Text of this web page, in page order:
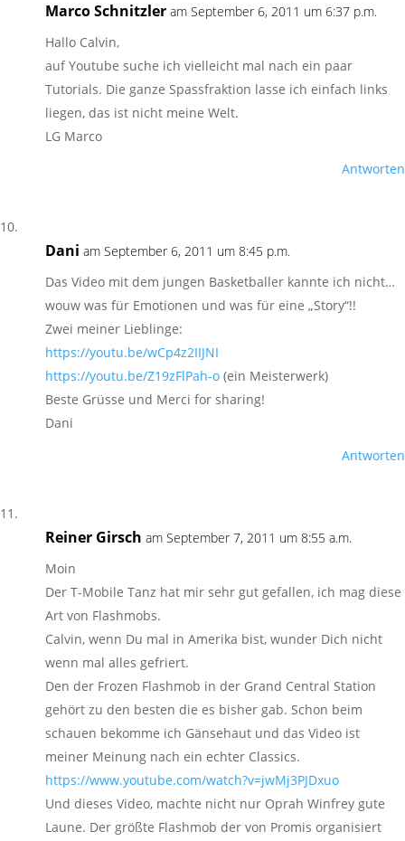
Marco Schnitzler am September 6, 2011 um 6:37 p.m.
Hallo Calvin,
auf Youtube suche ich vielleicht mal nach ein paar
Tutorials. Die ganze Spassfraktion lasse ich einfach links
liegen, das ist nicht meine Welt.
LG Marco
Antworten
Dani am September 6, 2011 um 8:45 p.m.
Das Video mit dem jungen Basketballer kannte ich nicht…
wouw was für Emotionen und was für eine „Story“!!
Zwei meiner Lieblinge:
https://youtu.be/wCp4z2IIJNI
https://youtu.be/Z19zFlPah-o (ein Meisterwerk)
Beste Grüsse und Merci for sharing!
Dani
Antworten
Reiner Girsch am September 7, 2011 um 8:55 a.m.
Moin
Der T-Mobile Tanz hat mir sehr gut gefallen, ich mag diese
Art von Flashmobs.
Calvin, wenn Du mal in Amerika bist, wunder Dich nicht
wenn mal alles gefriert.
Den der Frozen Flashmob in der Grand Central Station
gehört zu den besten die es bisher gab. Schon beim
schauen bekomme ich Gänsehaut und das Video ist
meiner Meinung nach ein echter Classics.
https://www.youtube.com/watch?v=jwMj3PJDxuo
Und dieses Video, machte nicht nur Oprah Winfrey gute
Laune. Der größte Flashmob der von Promis organisiert